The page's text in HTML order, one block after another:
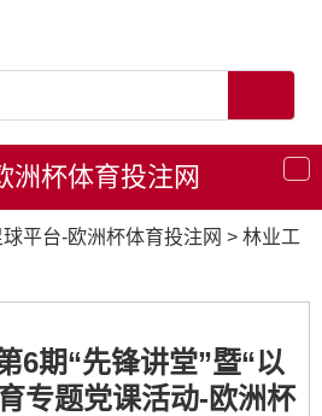
导
航
洲杯体育投注网
平台-欧洲杯体育投注网 > 林业工
6期“先锋讲堂”暨“以
专题党课活动-欧洲杯